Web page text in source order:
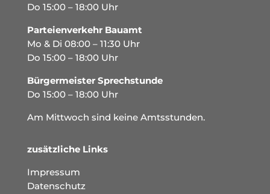
Do 15:00 – 18:00 Uhr
Parteienverkehr Bauamt
Mo & Di 08:00 – 11:30 Uhr
Do 15:00 – 18:00 Uhr
Bürgermeister Sprechstunde
Do 15:00 – 18:00 Uhr
Am Mittwoch sind keine Amtsstunden.
zusätzliche Links
Impressum
Datenschutz